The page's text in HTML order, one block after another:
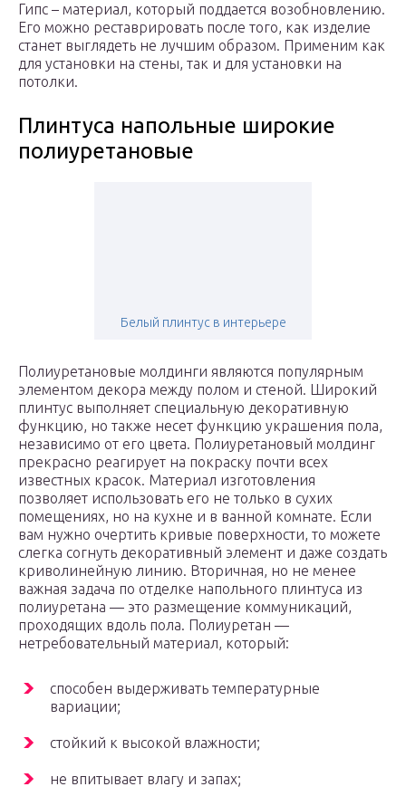
Гипс – материал, который поддается возобновлению.
Его можно реставрировать после того, как изделие
станет выглядеть не лучшим образом. Применим как
для установки на стены, так и для установки на
потолки.
Плинтуса напольные широкие
полиуретановые
Белый плинтус в интерьере
Полиуретановые молдинги являются популярным
элементом декора между полом и стеной. Широкий
плинтус выполняет специальную декоративную
функцию, но также несет функцию украшения пола,
независимо от его цвета. Полиуретановый молдинг
прекрасно реагирует на покраску почти всех
известных красок. Материал изготовления
позволяет использовать его не только в сухих
помещениях, но на кухне и в ванной комнате. Если
вам нужно очертить кривые поверхности, то можете
слегка согнуть декоративный элемент и даже создать
криволинейную линию. Вторичная, но не менее
важная задача по отделке напольного плинтуса из
полиуретана — это размещение коммуникаций,
проходящих вдоль пола. Полиуретан —
нетребовательный материал, который:
способен выдерживать температурные
вариации;
стойкий к высокой влажности;
не впитывает влагу и запах;